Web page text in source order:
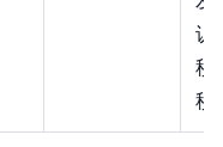
认
秒
秒